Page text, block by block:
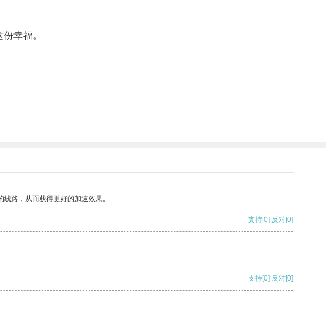
幸福。
路，从而获得更好的加速效果。
支持[0] 反对[0]
支持[0] 反对[0]